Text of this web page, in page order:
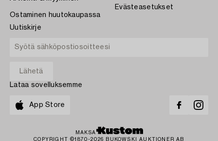
Ostaminen huutokaupassa
Evästeasetukset
Uutiskirje
Lataa sovelluksemme
App Store
MAKSA
COPYRIGHT ©1870-2026 BUKOWSKI AUKTIONER AB